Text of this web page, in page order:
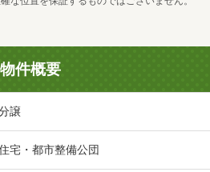
物件概要
譲
宅・都市整備公団